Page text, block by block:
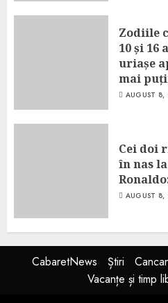
Zodiile
10 și
uriașe
mai
AUGUST
Cei doi
în nas
AUGUST
CabaretNews Știri
Vacanțe și timp